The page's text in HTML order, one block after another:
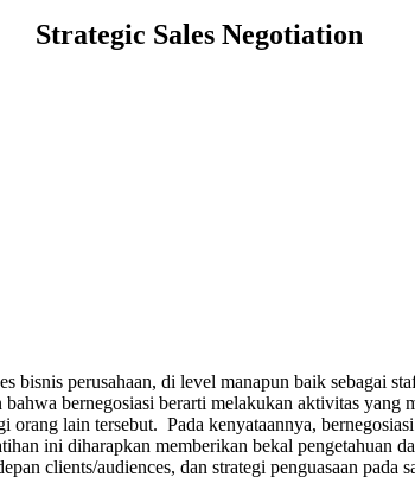
Strategic Sales Negotiation
perusahaan, di level manapun baik sebagai
bernegosiasi berarti melakukan aktivitas
orang lain tersebut. Pada kenyataannya,
ini diharapkan memberikan bekal
clients/audiences, dan strategi penguasaan pada